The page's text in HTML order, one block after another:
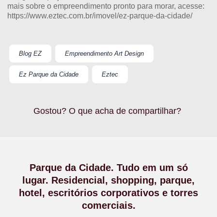
mais sobre o empreendimento pronto para morar, acesse:
https://www.eztec.com.br/imovel/ez-parque-da-cidade/
Blog EZ Empreendimento Art Design
Ez Parque da Cidade Eztec
Gostou? O que acha de compartilhar?
Parque da Cidade. Tudo em um só
lugar. Residencial, shopping, parque,
hotel, escritórios corporativos e torres
comerciais.